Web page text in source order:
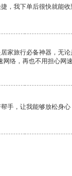
，我下单后很快就能收
家旅行必备神器，无
络，再也不用担心网速
手，让我能够放松身心